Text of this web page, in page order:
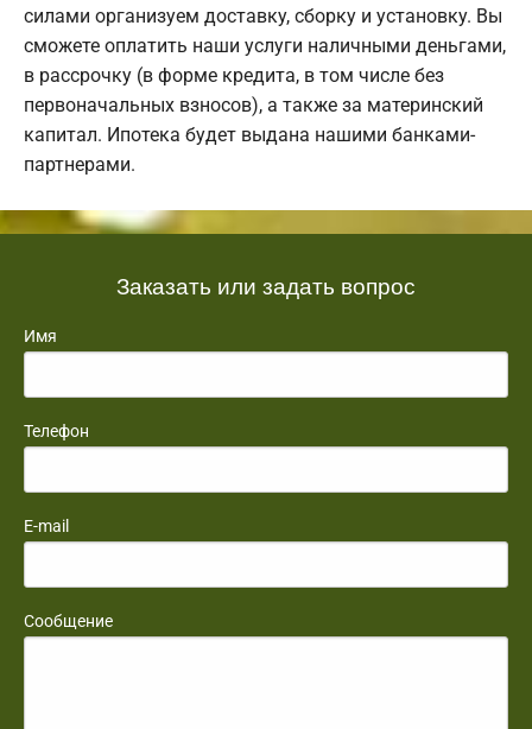
силами организуем доставку, сборку и установку. Вы
сможете оплатить наши услуги наличными деньгами,
в рассрочку (в форме кредита, в том числе без
первоначальных взносов), а также за материнский
капитал. Ипотека будет выдана нашими банками-
партнерами.
Заказать или задать вопрос
Имя
Телефон
E-mail
Сообщение